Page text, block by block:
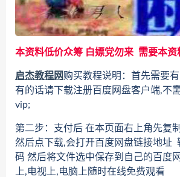
本资料低价众筹 白嫖党勿来 需要本资
启杰教程网购买教程说明：首先需要
有的话请下载注册百度网盘客户端,不
vip;
第二步：支付后 在本页面右上角先复
然后点下载,会打开百度网盘链接地址
码 然后将文件选中保存到自己的百度
上,电视上,电脑上随时在线免费观看